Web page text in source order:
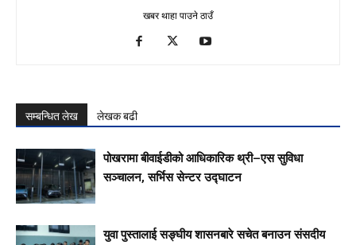
खबर थाहा पाउने ठाउँ
सम्बन्धित लेख लेखक बढी
पोखरामा बीवाईडीको आधिकारिक थ्री–एस सुविधा
सञ्चालन, सर्भिस सेन्टर उद्घाटन
युवा पुस्तालाई सङ्घीय शासनबारे सचेत बनाउन संसदीय